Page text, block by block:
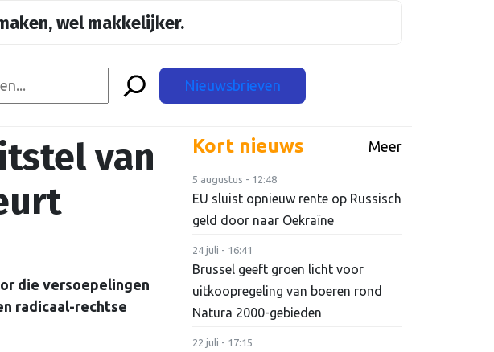
wel makkelijker.
Nieuwsbrieven
van
die versoepelingen
radicaal-rechtse
Kort nieuws Meer
5 augustus - 12:48
EU sluist opnieuw rente op Russisch
geld door naar Oekraïne
24 juli - 16:41
Brussel geeft groen licht voor
uitkoopregeling van boeren rond
Natura 2000-gebieden
22 juli - 17:15